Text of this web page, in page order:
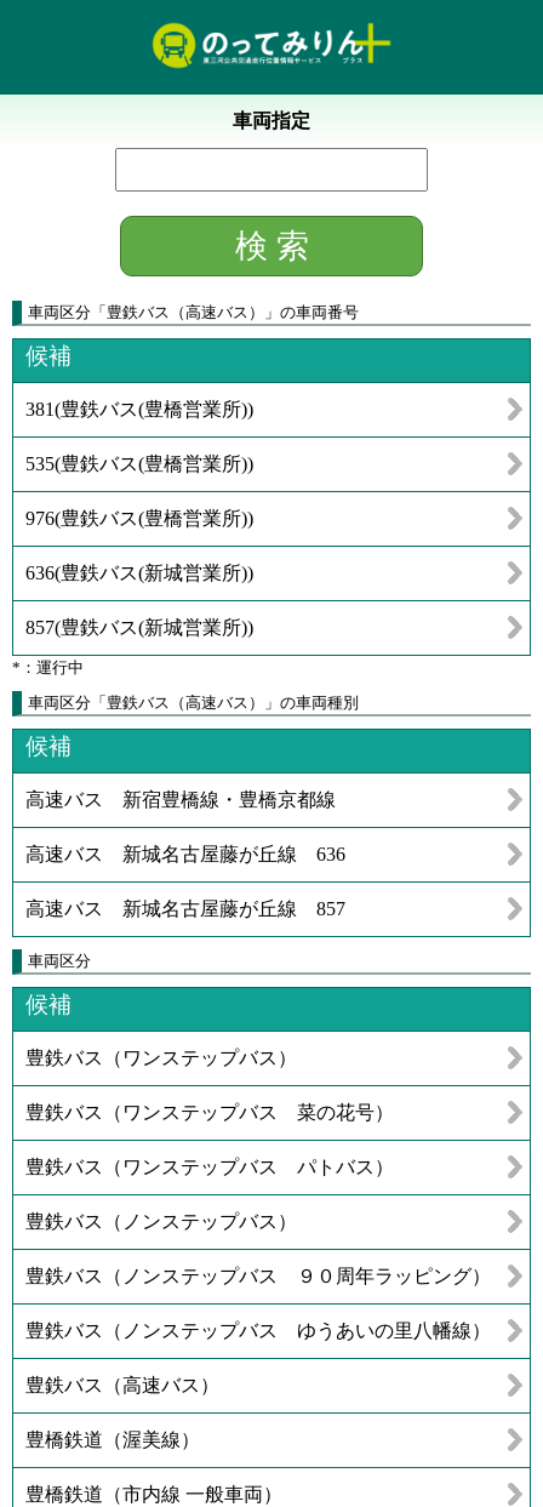
車両指定
車両区分 「 豊鉄バス（高速バス） 」 の車両番号
候補
381(豊鉄バス(豊橋営業所))
535(豊鉄バス(豊橋営業所))
976(豊鉄バス(豊橋営業所))
636(豊鉄バス(新城営業所))
857(豊鉄バス(新城営業所))
*：運行中
車両区分「豊鉄バス（高速バス）」の車両種別
候補
高速バス 新宿豊橋線・豊橋京都線
高速バス 新城名古屋藤が丘線 636
高速バス 新城名古屋藤が丘線 857
車両区分
候補
豊鉄バス（ワンステップバス）
豊鉄バス（ワンステップバス 菜の花号）
豊鉄バス（ワンステップバス パトバス）
豊鉄バス（ノンステップバス）
豊鉄バス（ノンステップバス ９０周年ラッピング）
豊鉄バス（ノンステップバス ゆうあいの里八幡線）
豊鉄バス（高速バス）
豊橋鉄道（渥美線）
豊橋鉄道（市内線 一般車両）